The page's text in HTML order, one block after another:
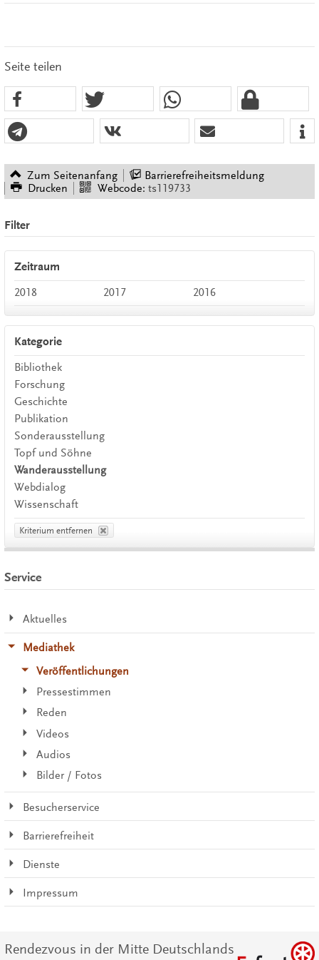
Seite teilen
Zum Seitenanfang
Barrierefreiheitsmeldung
Drucken
Webcode: ts119733
Filter
Zeitraum
2018 2017 2016
Kategorie
Bibliothek
Forschung
Geschichte
Publikation
Sonderausstellung
Topf und Söhne
Wanderausstellung
Webdialog
Wissenschaft
Kriterium entfernen
Service
Aktuelles
Mediathek
Veröffentlichungen
Pressestimmen
Reden
Videos
Audios
Bilder / Fotos
Besucherservice
Barrierefreiheit
Dienste
Impressum
Rendezvous in der Mitte Deutschlands